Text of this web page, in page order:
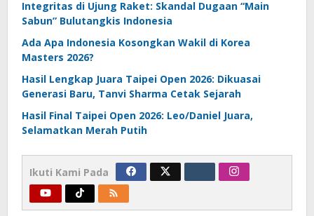
Integritas di Ujung Raket: Skandal Dugaan “Main
Sabun” Bulutangkis Indonesia
Ada Apa Indonesia Kosongkan Wakil di Korea
Masters 2026?
Hasil Lengkap Juara Taipei Open 2026: Dikuasai
Generasi Baru, Tanvi Sharma Cetak Sejarah
Hasil Final Taipei Open 2026: Leo/Daniel Juara,
Selamatkan Merah Putih
Ikuti Kami Pada